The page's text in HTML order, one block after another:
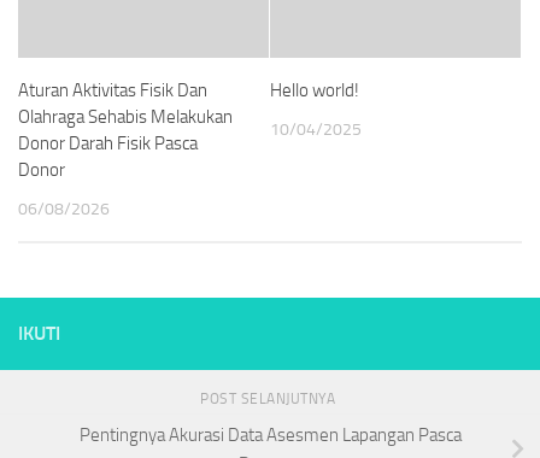
Aturan Aktivitas Fisik Dan
Olahraga Sehabis Melakukan
Donor Darah Fisik Pasca
Donor
06/08/2026
Hello world!
10/04/2025
IKUTI
POST SELANJUTNYA
Pentingnya Akurasi Data Asesmen Lapangan Pasca